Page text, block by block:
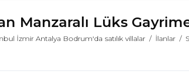
Manzaralı Lüks
İzmir Antalya Bodrum'da satılık villalar İlanlar